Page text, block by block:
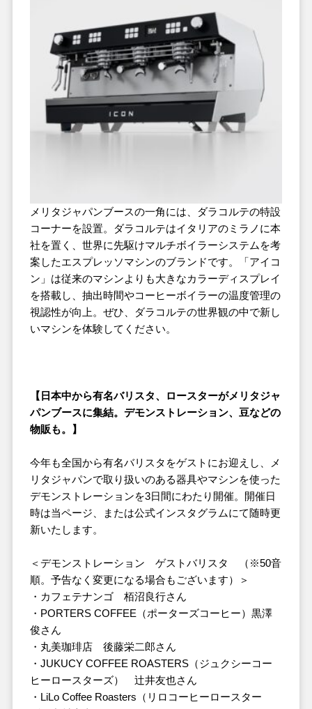
メリタジャパンブースの一角には、ダラコルテの特設
コーナーを設置。ダラコルテはイタリアのミラノに本
社を置く、世界に先駆けマルチボイラーシステムを考
案したエスプレッソマシンのブランドです。「アイコ
ン」は従来のマシンよりも大きなカラーディスプレイ
を搭載し、抽出時間やコーヒーボイラーの温度管理の
視認性が向上。ぜひ、ダラコルテの世界観の中で新し
いマシンを体験してください。
【日本中から有名バリスタ、ロースターがメリタジャ
パンブースに集結。デモンストレーション、豆などの
物販も。】
今年も全国から有名バリスタをゲストにお迎えし、メ
リタジャパンで取り扱いのある器具やマシンを使った
デモンストレーションを3日間にわたり開催。開催日
時は当ページ、または公式インスタグラムにて随時更
新いたします。
＜デモンストレーション ゲストバリスタ （※50音
順。予告なく変更になる場合もございます）＞
・カフェテナンゴ 栢沼良行さん
・PORTERS COFFEE（ポーターズコーヒー）黒澤
俊さん
・丸美珈琲店 後藤栄二郎さん
・JUKUCY COFFEE ROASTERS（ジュクシーコー
ヒーロースターズ） 辻井友也さん
・LiLo Coffee Roasters（リロコーヒーロースター